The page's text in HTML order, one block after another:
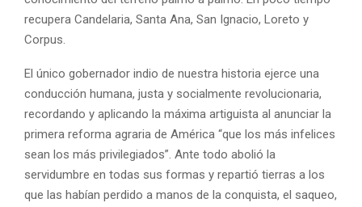
recupera Candelaria, Santa Ana, San Ignacio, Loreto y
Corpus.
El único gobernador indio de nuestra historia ejerce una
conducción humana, justa y socialmente revolucionaria,
recordando y aplicando la máxima artiguista al anunciar la
primera reforma agraria de América “que los más infelices
sean los más privilegiados”. Ante todo abolió la
servidumbre en todas sus formas y repartió tierras a los
que las habían perdido a manos de la conquista, el saqueo,